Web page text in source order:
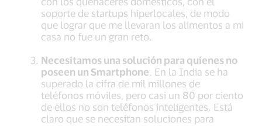
soporte de startups hiperlocales, de modo
que lograr que me llevaran los alimentos a mi
casa no fue un gran reto.
Necesitamos una solución para quienes no
poseen un Smartphone. En la India se ha
superado la cifra de mil millones de
teléfonos móviles, pero casi un 80 por ciento
de ellos no son teléfonos inteligentes. Está
claro que se necesitan soluciones para